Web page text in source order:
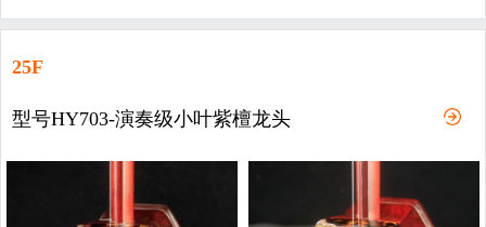
25F
型号HY703-演奏级小叶紫檀龙头